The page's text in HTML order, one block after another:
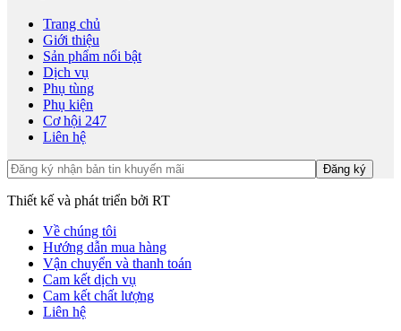
Trang chủ
Giới thiệu
Sản phẩm nổi bật
Dịch vụ
Phụ tùng
Phụ kiện
Cơ hội 247
Liên hệ
Thiết kế và phát triển bởi RT
Về chúng tôi
Hướng dẫn mua hàng
Vận chuyển và thanh toán
Cam kết dịch vụ
Cam kết chất lượng
Liên hệ